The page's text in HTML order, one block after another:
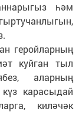
һәм
геройларның
куйган тыл
аларның
карасыдай
киләчәк